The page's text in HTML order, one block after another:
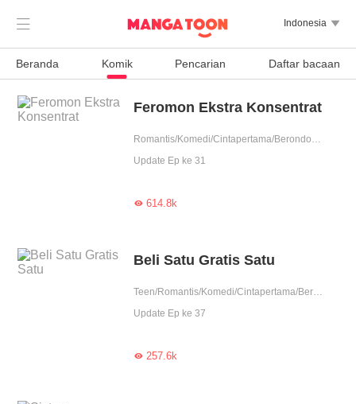
 Indonesia 
Beranda Komik Pencarian Daftar bacaan
Feromon Ekstra Konsentrat
Romantis/Komedi/Cintapertama/Berondong/Ketos/Badboy/Perjodohan/Reinkarnasi/Balas Dendam/Pembunuhan/Detektif/Contributor
Update Ep ke 31
614.8k
Beli Satu Gratis Satu
Teen/Romantis/Komedi/Cintapertama/Berondong/Ketos/Badboy/Nikahkontrak/Perjodohan/Detektif/Contributor
Update Ep ke 37
257.6k